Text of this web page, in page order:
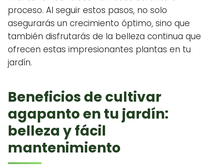
proceso. Al seguir estos pasos, no solo
asegurarás un crecimiento óptimo, sino que
también disfrutarás de la belleza continua que
ofrecen estas impresionantes plantas en tu
jardín.
Beneficios de cultivar
agapanto en tu jardín:
belleza y fácil
mantenimiento